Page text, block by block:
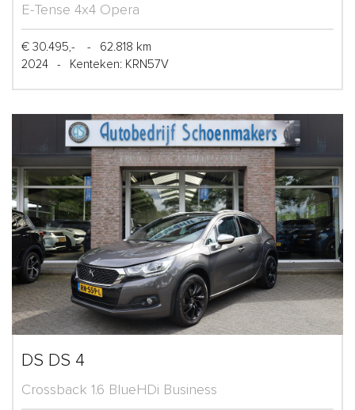
E-Tense 4x4 Opera
€ 30.495,- -
62.818 km
2024
- Kenteken: KRN57V
DS DS 4
Crossback 1.6 BlueHDi Business